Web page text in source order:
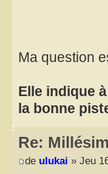
Ma question
Elle indique
la bonne
Re:
de ulukai » Jeu